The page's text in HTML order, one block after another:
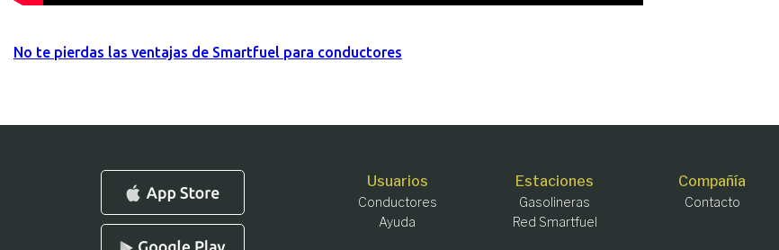
No te pierdas las ventajas de Smartfuel para conductores
Usuarios
Conductores
Ayuda
Estaciones
Gasolineras
Red Smartfuel
Compañía
Contacto